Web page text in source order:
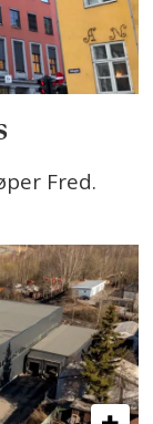
Fred.